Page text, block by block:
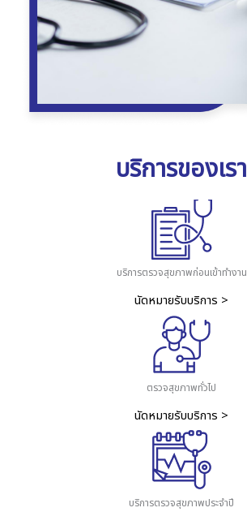
บริการของเรา
บริการตรวจสุขภาพก่อนเข้าทำงาน
นัดหมายรับบริการ >
ตรวจสุขภาพทั่วไป
นัดหมายรับบริการ >
บริการตรวจสุขภาพประจำปี